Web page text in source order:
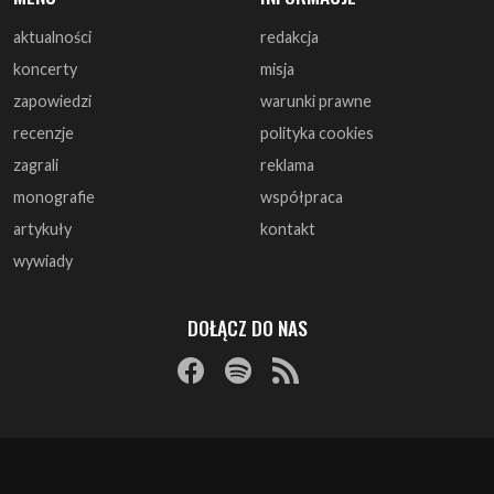
aktualności
koncerty
zapowiedzi
recenzje
zagrali
monografie
artykuły
wywiady
redakcja
misja
warunki prawne
polityka cookies
reklama
współpraca
kontakt
DOŁĄCZ DO NAS